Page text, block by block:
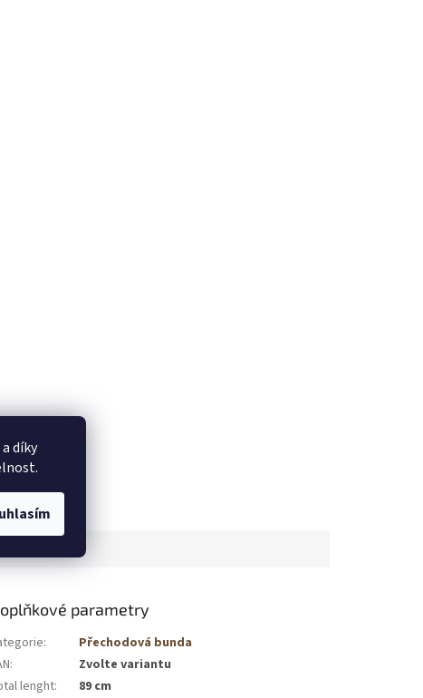
díky
parametry
:
Přechodová bunda
:
Zvolte variantu
lenght:
89 cm